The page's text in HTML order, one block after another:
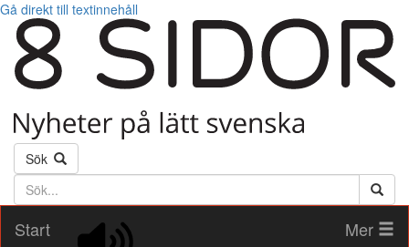
Gå direkt till textinnehåll
Sök
Söktext
Start
Mer